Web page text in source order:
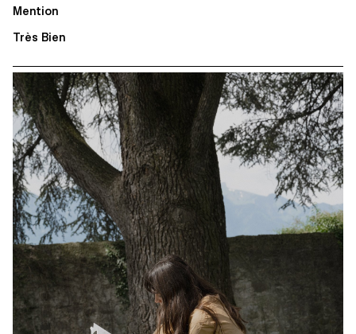
Mention
Très Bien